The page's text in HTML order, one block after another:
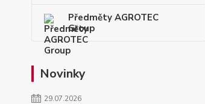
Předměty AGROTEC
Group
Novinky
29.07.2026